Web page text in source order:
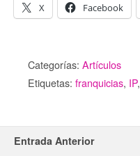
X Facebook
Categorías: Artículos
Etiquetas: franquicias, IP,
Entrada Anterior